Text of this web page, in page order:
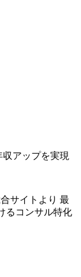
アップを実現
サイトより 最
るコンサル特化